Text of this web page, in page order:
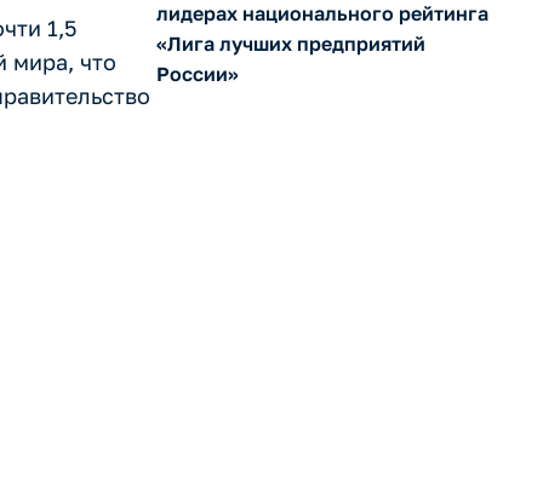
1,5
мира, что
лидерах национального рейтинга
«Лига лучших предприятий
России»